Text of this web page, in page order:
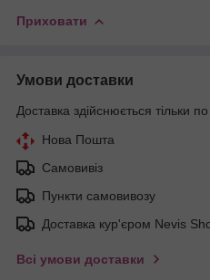
Приховати
Умови доставки
Доставка здійснюється тільки
Нова Пошта
Самовивіз
Пункти самовивозу
Доставка кур'єром Nevis
Всі умови доставки